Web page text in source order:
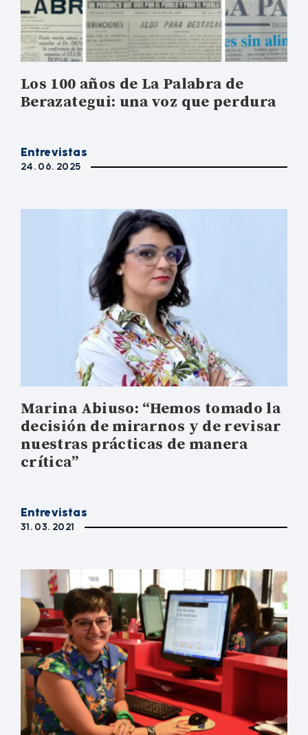
Los 100 años de La Palabra de
Berazategui: una voz que perdura
Entrevistas
24. 06. 2025
Marina Abiuso: “Hemos tomado la
decisión de mirarnos y de revisar
nuestras prácticas de manera
crítica”
Entrevistas
31. 03. 2021